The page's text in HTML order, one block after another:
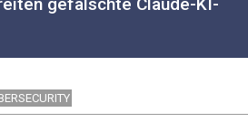
gefälschte Claude-KI-